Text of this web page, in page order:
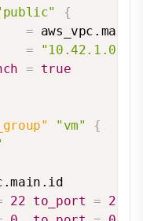
{
=
=
"10.42.1.0/
= true
"vm"
{
22 to_port = 22